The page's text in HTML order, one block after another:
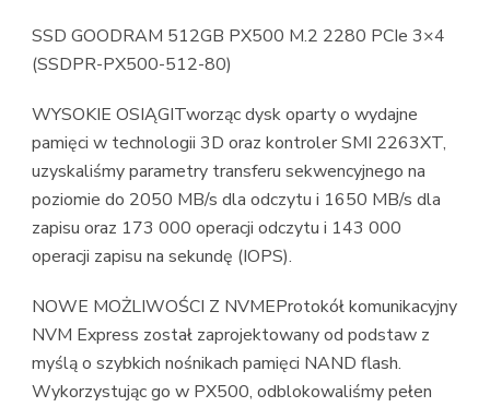
SSD GOODRAM 512GB PX500 M.2 2280 PCIe 3×4
(SSDPR-PX500-512-80)
WYSOKIE OSIĄGITworząc dysk oparty o wydajne
pamięci w technologii 3D oraz kontroler SMI 2263XT,
uzyskaliśmy parametry transferu sekwencyjnego na
poziomie do 2050 MB/s dla odczytu i 1650 MB/s dla
zapisu oraz 173 000 operacji odczytu i 143 000
operacji zapisu na sekundę (IOPS).
NOWE MOŻLIWOŚCI Z NVMEProtokół komunikacyjny
NVM Express został zaprojektowany od podstaw z
myślą o szybkich nośnikach pamięci NAND flash.
Wykorzystując go w PX500, odblokowaliśmy pełen